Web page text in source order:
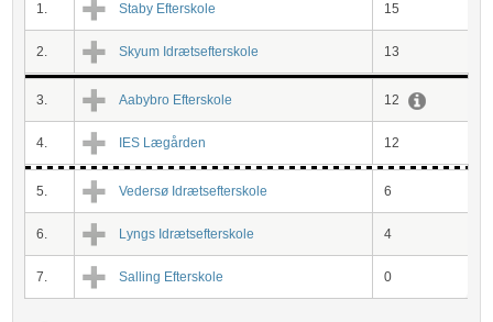
1. Staby Efterskole 15
2. Skyum Idrætsefterskole 13
3. Aabybro Efterskole 12
4. IES Lægården 12
5. Vedersø Idrætsefterskole 6
6. Lyngs Idrætsefterskole 4
7. Salling Efterskole 0